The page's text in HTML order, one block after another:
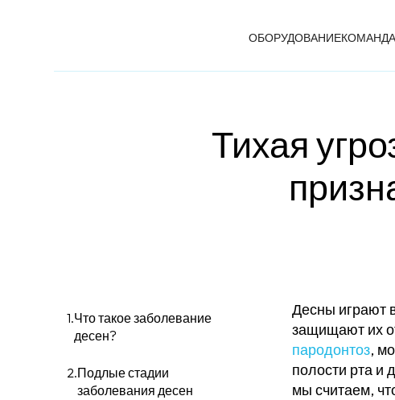
ОБОРУДОВАНИЕКОМАНДА
Тихая
Что такое заболевание
десен?
Подлые стадии
заболевания десен
Десны играют
защищают их
пародонтоз,
полости рта и
мы считаем,